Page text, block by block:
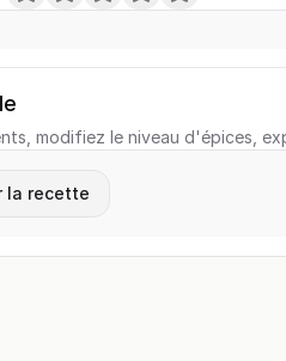
modifiez le niveau d'épices,
la recette